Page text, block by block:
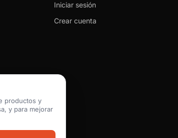
productos y
y para mejorar
Iniciar sesión
Crear cuenta